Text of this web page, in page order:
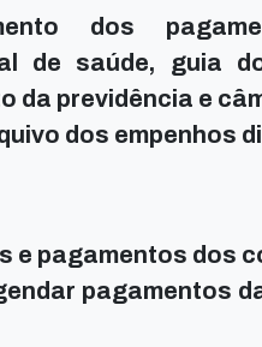
dos
de saúde, guia
da previdência e
dos empenhos
e pagamentos dos
pagamentos